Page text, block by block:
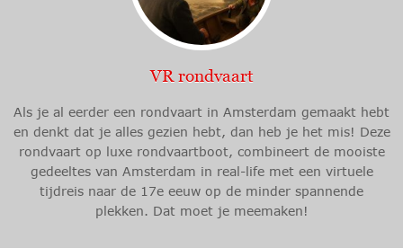
VR rondvaart
Als je al eerder een rondvaart in Amsterdam gemaakt hebt
en denkt dat je alles gezien hebt, dan heb je het mis! Deze
rondvaart op luxe rondvaartboot, combineert de mooiste
gedeeltes van Amsterdam in real-life met een virtuele
tijdreis naar de 17e eeuw op de minder spannende
plekken. Dat moet je meemaken!